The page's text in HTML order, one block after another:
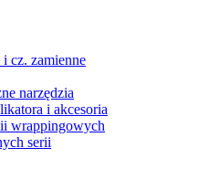
i cz. zamienne
narzędzia
i akcesoria
wrappingowych
serii